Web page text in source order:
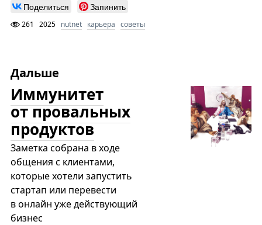
Поделиться
Запинить
261 2025 nutnet карьера советы
Дальше
Иммунитет
от провальных
продуктов
Заметка собрана в ходе
общения с клиентами,
которые хотели запустить
стартап или перевести
в онлайн уже действующий
бизнес